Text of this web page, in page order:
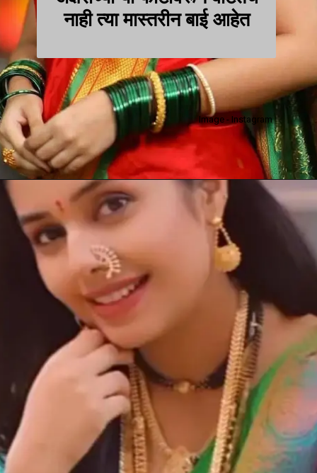
नाही त्या मास्तरीन बाई आहेत
Image - Instagram